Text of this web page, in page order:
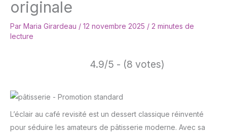
originale
Par Maria Girardeau / 12 novembre 2025 / 2 minutes de
lecture
4.9/5 - (8 votes)
L’éclair au café revisité est un dessert classique réinventé
pour séduire les amateurs de pâtisserie moderne. Avec sa